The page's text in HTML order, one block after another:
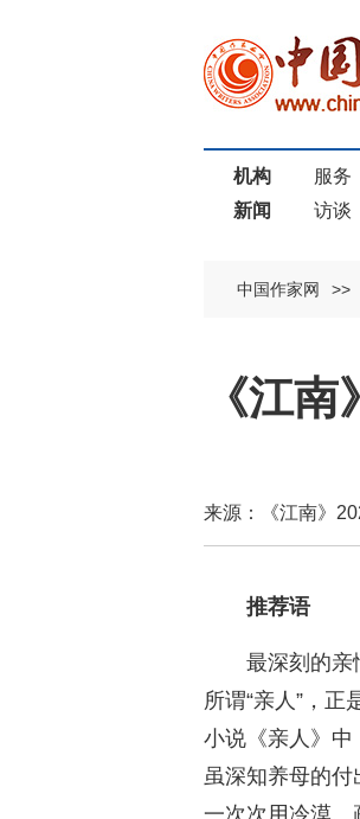
机构 服务
新闻
访谈
中国作家网 >>
《江
来源：《江南
推荐语
最深刻的亲
所谓“亲人”，正
小说《亲人》中
虽深知养母的付
一次次用冷漠、